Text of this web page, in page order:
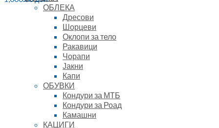
ОБЛЕКА
Дресови
Шорцеви
Оклопи за тело
Ракавици
Чорапи
Јакни
Капи
ОБУВКИ
Кондури за МТБ
Кондури за Роад
Камашни
КАЦИГИ